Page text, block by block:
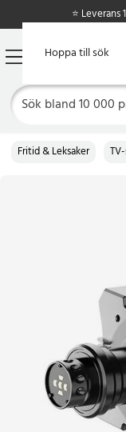
Hoppa till
Hoppa till sök
⭐ Leverans
Fritid & Leksaker